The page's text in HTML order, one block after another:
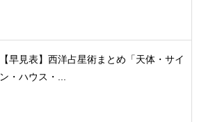
【早見表】西洋占星術まとめ「天体・サイ
ン・ハウス・...